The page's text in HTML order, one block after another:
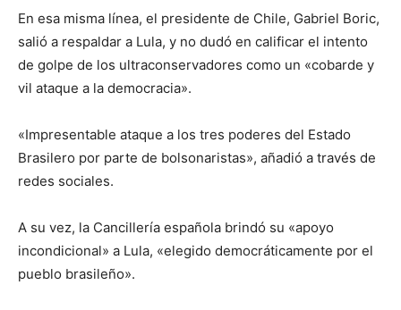
En esa misma línea, el presidente de Chile, Gabriel Boric,
salió a respaldar a Lula, y no dudó en calificar el intento
de golpe de los ultraconservadores como un «cobarde y
vil ataque a la democracia».
«Impresentable ataque a los tres poderes del Estado
Brasilero por parte de bolsonaristas», añadió a través de
redes sociales.
A su vez, la Cancillería española brindó su «apoyo
incondicional» a Lula, «elegido democráticamente por el
pueblo brasileño».